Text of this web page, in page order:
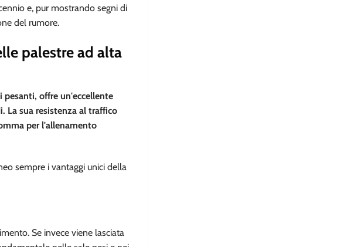
e, pur mostrando segni di
del rumore.
palestre ad alta
offre un'eccellente
La sua resistenza al traffico
per l'allenamento
sempre i vantaggi unici della
Se invece viene lasciata